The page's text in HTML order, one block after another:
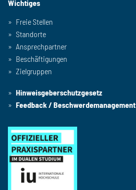
Wichtiges
Freie Stellen
Standorte
Ansprechpartner
Beschäftigungen
Zielgruppen
Hinweisgeberschutzgesetz
Feedback / Beschwerdemanagement